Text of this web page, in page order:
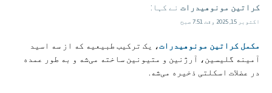
کراتین مونوهیدرات نے کہا:
اکتوبر 15, 2025 وقت 7:51 صبح
مکمل کراتین مونوهیدرات، یک ترکیب طبیعیه که از سه اسید
آمینه گلیسین، آرژنین و متیونین ساخته می‌شه و به طور عمده
در عضلات اسکلتی ذخیره می‌شه.